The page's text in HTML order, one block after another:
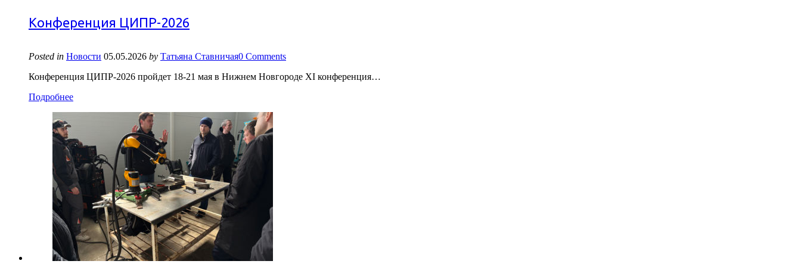
Конференция ЦИПР-2026
Posted in Новости 05.05.2026 by Татьяна Ставничая0 Comments
Конференция ЦИПР-2026 пройдет 18-21 мая в Нижнем Новгороде XI конференция…
Подробнее